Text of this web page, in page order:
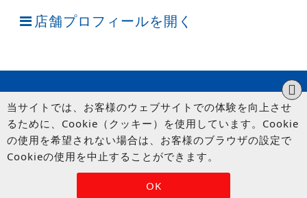
店舗プロフィールを開く
© UP GARAGE GROUP Co., Ltd.
OK
当サイトでは、お客様のウェブサイトでの体験を向上させ
るために、Cookie（クッキー）を使用しています。Cookie
の使用を希望されない場合は、お客様のブラウザの設定で
Cookieの使用を中止することができます。